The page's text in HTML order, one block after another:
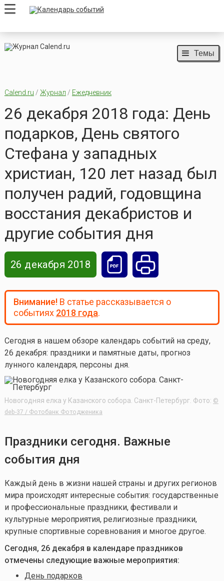
Темы
Calend.ru / Журнал / Ежедневник
26 декабря 2018 года: День
подарков, День святого
Стефана у западных
христиан, 120 лет назад был
получен радий, годовщина
восстания декабристов и
другие события дня
26 декабря 2018
Внимание!В статье рассказывается о
событиях 2018 года.
Сегодня в нашем обзоре календарь событий на среду,
26 декабря: праздники и памятные даты, прогноз
лунного календаря, персоны дня.
Новогодняя елка у Казанского собора. Санкт-Петербург. Фото: ©
deb-37 / Фотобанк Фотодженика
Праздники сегодня. Важные
события дня
Каждый день в жизни нашей страны и других регионов
мира происходят интересные события: государственные
и профессиональные праздники, фестивали и
культурные мероприятия, религиозные праздники,
крупные спортивные соревнования и многое другое.
Сегодня, 26 декабря в календаре праздников
отмечены следующие важные мероприятия:
День подарков